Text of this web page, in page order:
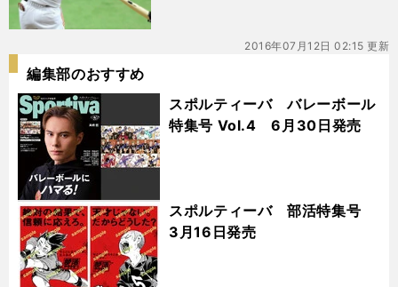
ー
バ
2016年07月12日 02:15 更新
編集部のおすすめ
スポルティーバ バレーボール
特集号 Vol.4 6月30日発売
スポルティーバ 部活特集号
3月16日発売